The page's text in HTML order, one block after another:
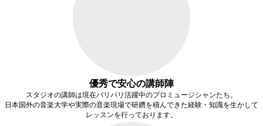
優秀で安心の講師陣
スタジオの講師は現在バリバリ活躍中のプロミュージシャンたち。
日本国外の音楽大学や実際の音楽現場で研鑽を積んできた経験・知識を生かして
レッスンを行っております。